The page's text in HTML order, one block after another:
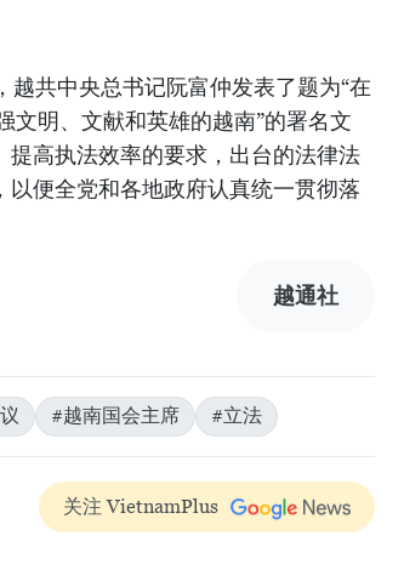
共中央总书记阮富仲发表了题为“在
文明、文献和英雄的越南”的署名文
高执法效率的要求，出台的法律法
便全党和各地政府认真统一贯彻落
越通社
#越南国会主席 #立法
关注 VietnamPlus